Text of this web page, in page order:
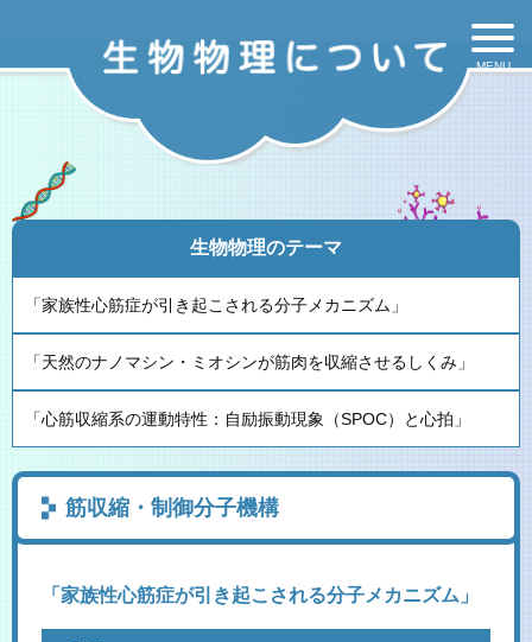
筋収縮・制御分子機構
「家族性心筋症が引き起こされる分子メカニズム」
生物物理のテーマ
「家族性心筋症が引き起こされる分子メカニズム」
「天然のナノマシン・ミオシンが筋肉を収縮させるしくみ」
「心筋収縮系の運動特性：自励振動現象（SPOC）と心拍」